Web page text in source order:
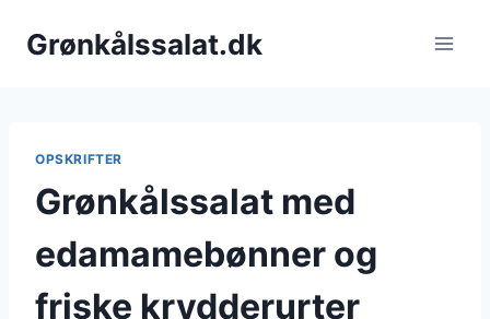
Grønkålssalat.dk
OPSKRIFTER
Grønkålssalat med
edamamebønner og
friske krydderurter